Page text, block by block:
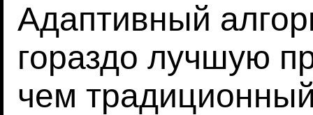
Адаптивный
гораздо лучшую
чем